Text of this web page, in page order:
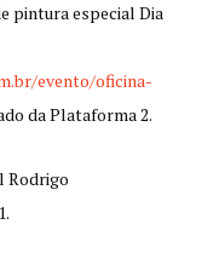
pintura especial Dia
evento/oficina-
da Plataforma 2.
Rodrigo